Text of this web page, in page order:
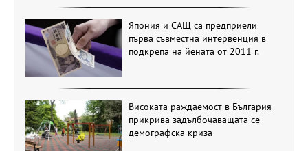
Япония и САЩ са предприели
първа съвместна интервенция в
подкрепа на йената от 2011 г.
Високата раждаемост в България
прикрива задълбочаващата се
демографска криза